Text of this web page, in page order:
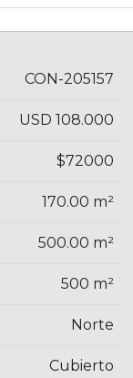
CON-205157
USD 108.000
$72000
170.00 m²
500.00 m²
500 m²
Norte
Cubierto